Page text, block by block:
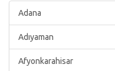
Adana
Adıyaman
Afyonkarahisar